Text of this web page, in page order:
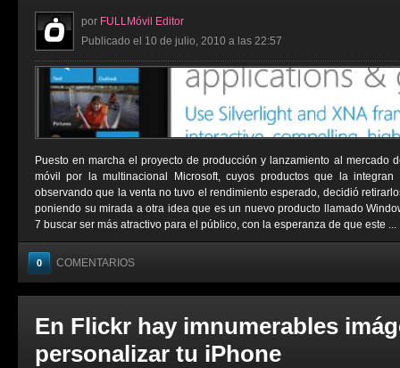
por FULLMóvil Editor
Publicado el 10 de julio, 2010 a las 22:57
Puesto en marcha el proyecto de producción y lanzamiento al mercado
móvil por la multinacional Microsoft, cuyos productos que la
observando que la venta no tuvo el rendimiento esperado, decidió
poniendo su mirada a otra idea que es un nuevo producto llamado
7 buscar ser más atractivo para el público, con la esperanza de que este ...
0 COMENTARIOS
En Flickr hay imnumerables
personalizar tu iPhone